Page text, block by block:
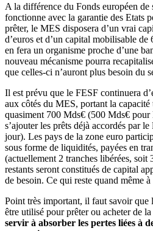
A la différence du Fonds européen
fonctionne avec la garantie des Etats
prêter, le MES disposera d’un vrai
d’euros et d’un capital mobilisable
en fera un organisme proche d’une
nouveau mécanisme pourra
que celles-ci n’auront plus besoin du
Il est prévu que le FESF continuera
aux côtés du MES, portant la capacité
quasiment 700 Mds€ (500 Mds€
s’ajouter les prêts déjà accordés par
jour). Les pays de la zone euro
sous forme de liquidités, payées en
(actuellement 2 tranches libérées,
restants seront constitués de capital
de besoin. Ce qui reste quand même
Point très important, il faut savoir que
être utilisé pour prêter ou acheter de
servir à absorber les pertes liées à